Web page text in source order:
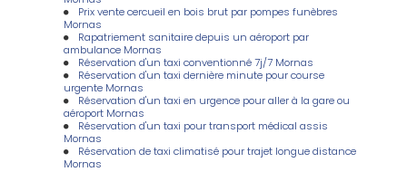
Prix vente cercueil en bois brut par pompes funèbres
Mornas
Rapatriement sanitaire depuis un aéroport par
ambulance Mornas
Réservation d'un taxi conventionné 7j/7 Mornas
Réservation d'un taxi dernière minute pour course
urgente Mornas
Réservation d'un taxi en urgence pour aller à la gare ou
aéroport Mornas
Réservation d'un taxi pour transport médical assis
Mornas
Réservation de taxi climatisé pour trajet longue distance
Mornas